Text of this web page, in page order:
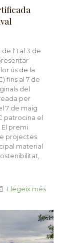
l'1 al 3 de
ús de la
fins al 7 de
del
per
7 de maig
patrocina el
premi
projectes
material
Llegeix més